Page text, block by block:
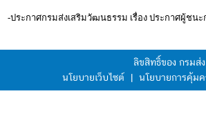
-ประกาศกรมส่งเสริมวัฒนธรรม เรื่อง ประกาศผู้ชน
ลิขสิทธิ์ของ กรมส่
นโยบายเว็บไซต์
| นโยบายการคุ้ม